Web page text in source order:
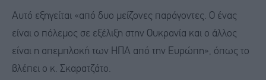
Αυτό εξηγείται «από δυο μείζονες παράγοντες. Ο ένας
είναι ο πόλεμος σε εξέλιξη στην Ουκρανία και ο άλλος
είναι η απεμπλοκή των ΗΠΑ από την Ευρώπη», όπως το
βλέπει ο κ. Σκαρατζάτο.